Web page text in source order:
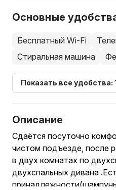
Основные
Бесплатный Wi-Fi
Стиральная машина
Показать все удобства:
Описание
Сдаётся посуточно
чистом подъезде, после
в двух комнатах по
двухспальных дивана